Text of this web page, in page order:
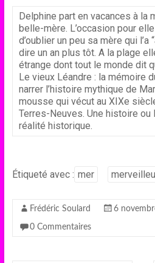
Delphine part en vacances à la
belle-mère. L’occasion pour
d’oublier un peu sa mère qui l’a
dire un an plus tôt. A la plage
étrange dont tout le monde dit
Le vieux Léandre : la mémoire
narrer l’histoire mythique de
mousse qui vécut au XIXe
Terres-Neuves. Une histoire
réalité historique.
Étiqueté avec : mer
Frédéric Soulard 6
0 Commentaires